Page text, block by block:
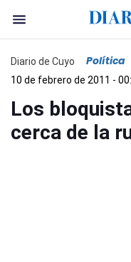
Diario de Cuyo Política
10 de febrero de 2011 -
Los
cerca de la